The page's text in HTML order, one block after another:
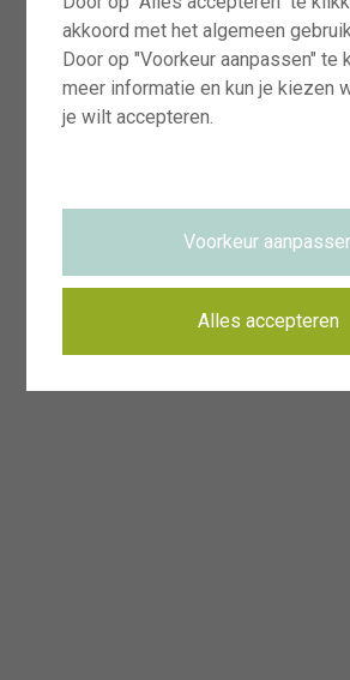
akkoord met het algemeen
Door op "Voorkeur aanpassen" te
meer informatie en kun je kiezen
je wilt accepteren.
Voorkeur
Alles accepteren